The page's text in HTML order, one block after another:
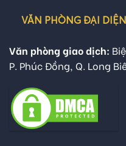
VĂN PHÒNG ĐẠI DIỆN
Văn phòng giao dịch:
P. Phúc Đồng, Q. Long